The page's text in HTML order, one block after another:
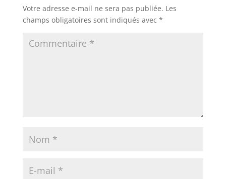
Votre adresse e-mail ne sera pas publiée. Les
champs obligatoires sont indiqués avec *